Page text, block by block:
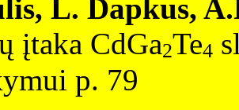
L. Dapkus,
įtaka CdGa2Te4
p. 79